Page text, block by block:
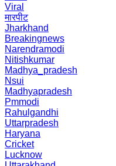
Viral
मारपीट
Jharkhand
Breakingnews
Narendramodi
Nitishkumar
Madhya_pradesh
Nsui
Madhyapradesh
Pmmodi
Rahulgandhi
Uttarpradesh
Haryana
Cricket
Lucknow